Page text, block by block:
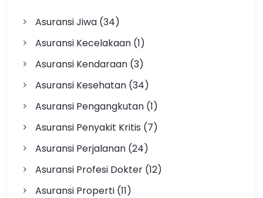
Asuransi Jiwa(34)
Asuransi Kecelakaan(1)
Asuransi Kendaraan(3)
Asuransi Kesehatan(34)
Asuransi Pengangkutan(1)
Asuransi Penyakit Kritis (7)
Asuransi Perjalanan(24)
Asuransi Profesi Dokter(12)
Asuransi Properti(11)